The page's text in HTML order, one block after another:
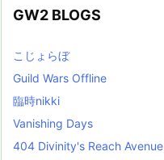
GW2 BLOGS
こじょらぼ
Guild Wars Offline
臨時nikki
Vanishing Days
404 Divinity's Reach Avenue